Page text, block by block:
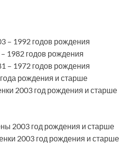
1992 годов рождения
1982 годов рождения
1972 годов рождения
рождения и старше
2003 год рождения и старше
2003 год рождения и старше
2003 год рождения и старше